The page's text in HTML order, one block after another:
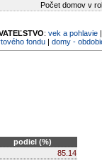
Počet domov v
: vek a pohlavie
fondu| domy -
podiel (%)
85.14